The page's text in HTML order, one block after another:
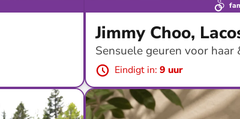
Jimmy Choo,
Sensuele geuren voor haar
Eindigt in: 9 uur
tot-76%* Gratis verzending